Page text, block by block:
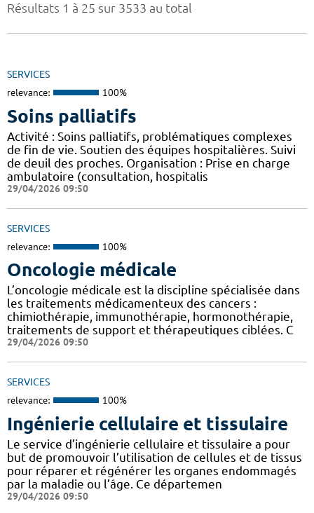
Résultats 1 à 25 sur 3533 au total
SERVICES
relevance: 100%
Soins palliatifs
Activité : Soins palliatifs, problématiques complexes
de fin de vie. Soutien des équipes hospitalières. Suivi
de deuil des proches. Organisation : Prise en charge
ambulatoire (consultation, hospitalis
29/04/2026 09:50
SERVICES
relevance: 100%
Oncologie médicale
L’oncologie médicale est la discipline spécialisée dans
les traitements médicamenteux des cancers :
chimiothérapie, immunothérapie, hormonothérapie,
traitements de support et thérapeutiques ciblées. C
29/04/2026 09:50
SERVICES
relevance: 100%
Ingénierie cellulaire et tissulaire
Le service d’ingénierie cellulaire et tissulaire a pour
but de promouvoir l’utilisation de cellules et de tissus
pour réparer et régénérer les organes endommagés
par la maladie ou l’âge. Ce départemen
29/04/2026 09:50